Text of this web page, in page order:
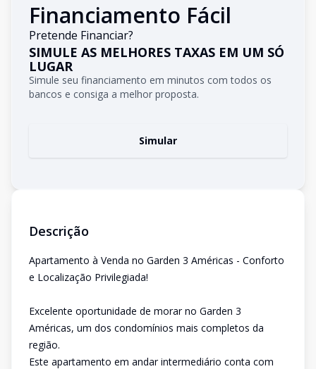
Financiamento Fácil
Pretende Financiar?
SIMULE AS MELHORES TAXAS EM UM SÓ
LUGAR
Simule seu financiamento em minutos com todos os
bancos e consiga a melhor proposta.
Simular
Descrição
Apartamento à Venda no Garden 3 Américas - Conforto
e Localização Privilegiada!
Excelente oportunidade de morar no Garden 3
Américas, um dos condomínios mais completos da
região.
Este apartamento em andar intermediário conta com